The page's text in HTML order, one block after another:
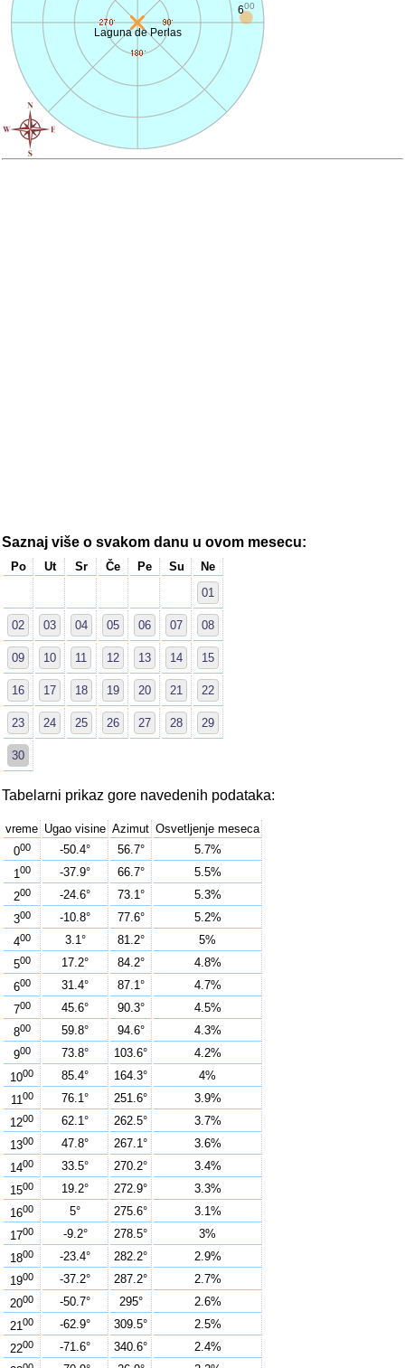
Laguna de Perlas
600
Saznaj više o svakom danu u ovom mesecu:
Po Ut Sr Če Pe Su
Ne
01
02 03 04 05 06 07 08
09 10 11 12 13 14 15
16 17 18 19 20 21 22
23 24 25 26 27 28 29
30
Tabelarni prikaz gore navedenih podataka:
vreme Ugao visine Azimut Osvetljenje meseca
000 -50.4° 56.7°
5.7%
100 -37.9° 66.7°
5.5%
200 -24.6° 73.1°
5.3%
300 -10.8° 77.6°
5.2%
400 3.1° 81.2°
5%
500 17.2° 84.2°
4.8%
600 31.4° 87.1°
4.7%
700 45.6° 90.3°
4.5%
800 59.8° 94.6°
4.3%
900 73.8° 103.6°
4.2%
1000 85.4° 164.3°
4%
1100 76.1° 251.6°
3.9%
1200 62.1° 262.5°
3.7%
1300 47.8° 267.1°
3.6%
1400 33.5° 270.2°
3.4%
1500 19.2° 272.9°
3.3%
1600 5° 275.6°
3.1%
1700 -9.2° 278.5°
3%
1800 -23.4° 282.2°
2.9%
1900 -37.2° 287.2°
2.7%
2000 -50.7° 295°
2.6%
2100 -62.9° 309.5°
2.5%
2200 -71.6° 340.6°
2.4%